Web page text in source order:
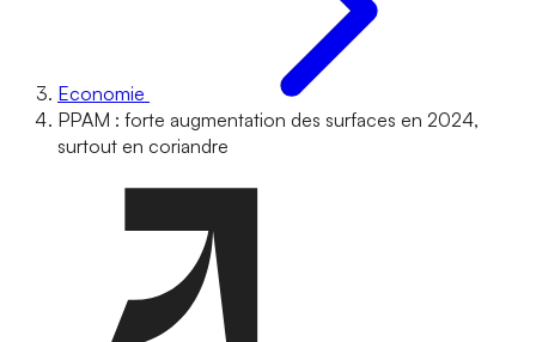
Economie
PPAM : forte augmentation des surfaces en 2024,
surtout en coriandre